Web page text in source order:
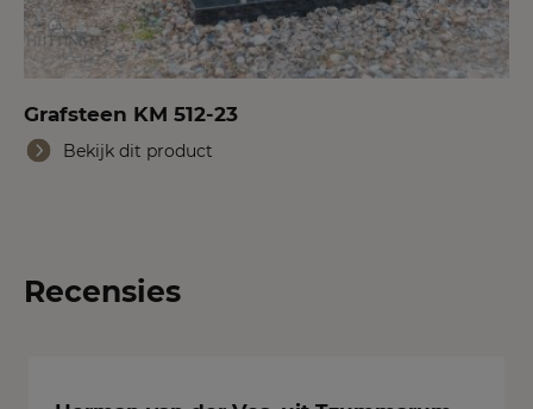
Grafsteen KM 512-23
Bekijk dit product
Recensies